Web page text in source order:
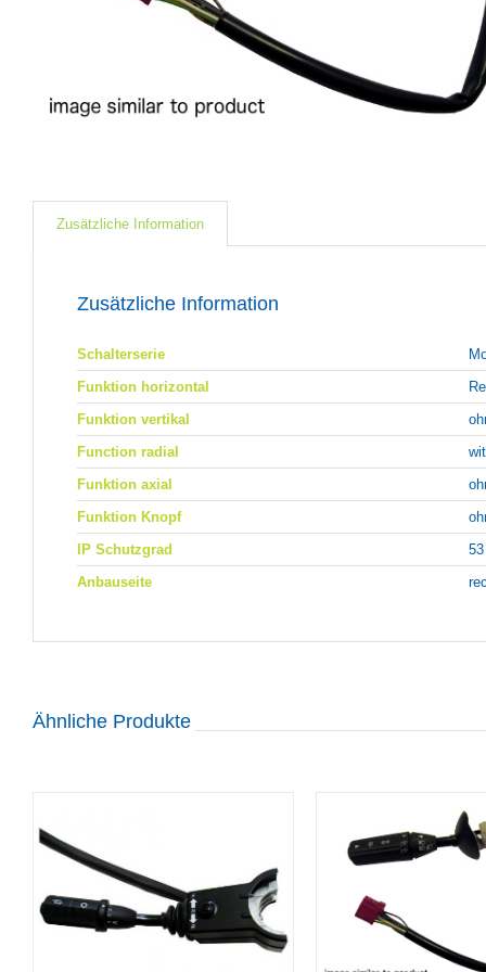
Zusätzliche Information
Zusätzliche Information
Schalterserie
Funktion horizontal
Funktion vertikal
Function radial
Funktion axial
Funktion Knopf
IP Schutzgrad
53
Anbauseite
Ähnliche Produkte